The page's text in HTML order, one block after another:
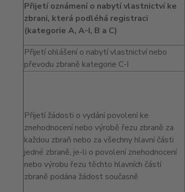
Přijetí oznámení o nabytí vlastnictví ke
zbrani, která podléhá registraci
(kategorie A, A-I, B a C)
Přijetí ohlášení o nabytí vlastnictví nebo
převodu zbraně kategorie C-I
Přijetí žádosti o vydání povolení ke
znehodnocení nebo výrobě řezu zbraně za
každou zbraň nebo za všechny hlavní části
jedné zbraně, je-li o povolení znehodnocení
nebo výrobu řezu těchto hlavních částí
zbraně podána žádost současně